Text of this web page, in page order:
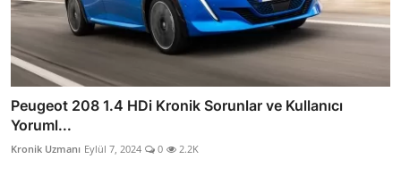
Peugeot 208 1.4 HDi Kronik Sorunlar ve Kullanıcı
Yoruml...
Kronik Uzmanı Eylül 7, 2024 0 2.2K